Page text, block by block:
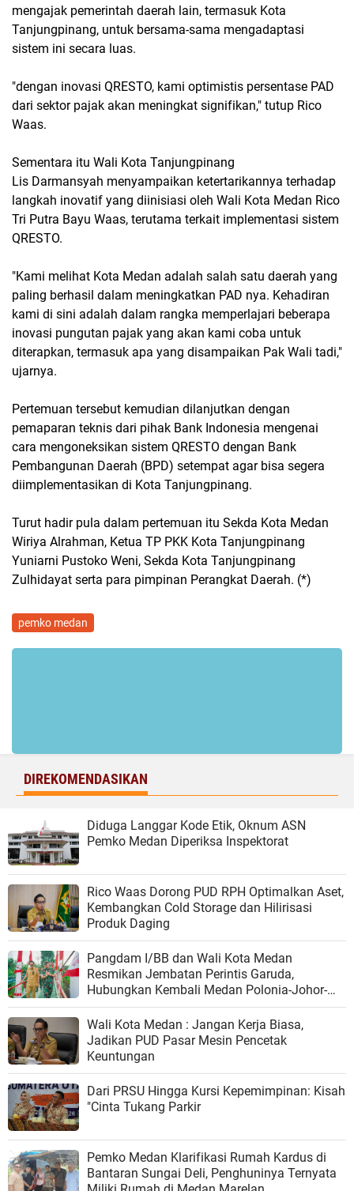
mengajak pemerintah daerah lain, termasuk Kota
Tanjungpinang, untuk bersama-sama mengadaptasi
sistem ini secara luas.
"dengan inovasi QRESTO, kami optimistis persentase PAD
dari sektor pajak akan meningkat signifikan," tutup Rico
Waas.
Sementara itu Wali Kota Tanjungpinang
Lis Darmansyah menyampaikan ketertarikannya terhadap
langkah inovatif yang diinisiasi oleh Wali Kota Medan Rico
Tri Putra Bayu Waas, terutama terkait implementasi sistem
QRESTO.
"Kami melihat Kota Medan adalah salah satu daerah yang
paling berhasil dalam meningkatkan PAD nya. Kehadiran
kami di sini adalah dalam rangka memperlajari beberapa
inovasi pungutan pajak yang akan kami coba untuk
diterapkan, termasuk apa yang disampaikan Pak Wali tadi,"
ujarnya.
Pertemuan tersebut kemudian dilanjutkan dengan
pemaparan teknis dari pihak Bank Indonesia mengenai
cara mengoneksikan sistem QRESTO dengan Bank
Pembangunan Daerah (BPD) setempat agar bisa segera
diimplementasikan di Kota Tanjungpinang.
Turut hadir pula dalam pertemuan itu Sekda Kota Medan
Wiriya Alrahman, Ketua TP PKK Kota Tanjungpinang
Yuniarni Pustoko Weni, Sekda Kota Tanjungpinang
Zulhidayat serta para pimpinan Perangkat Daerah. (*)
pemko medan
DIREKOMENDASIKAN
Diduga Langgar Kode Etik, Oknum ASN
Pemko Medan Diperiksa Inspektorat
Rico Waas Dorong PUD RPH Optimalkan Aset,
Kembangkan Cold Storage dan Hilirisasi
Produk Daging
Pangdam I/BB dan Wali Kota Medan
Resmikan Jembatan Perintis Garuda,
Hubungkan Kembali Medan Polonia-Johor-
Maimun
Wali Kota Medan : Jangan Kerja Biasa,
Jadikan PUD Pasar Mesin Pencetak
Keuntungan
Dari PRSU Hingga Kursi Kepemimpinan: Kisah
"Cinta Tukang Parkir
Pemko Medan Klarifikasi Rumah Kardus di
Bantaran Sungai Deli, Penghuninya Ternyata